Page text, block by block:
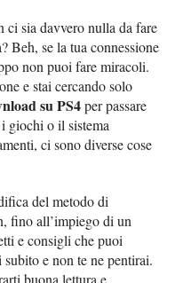
ci sia davvero nulla da fare
Beh, se la tua connessione
non puoi fare miracoli.
e stai cercando solo
su PS4per passare
giochi o il sistema
ci sono diverse cose
del metodo di
fino all’impiego di un
e consigli che puoi
e non te ne pentirai.
buona lettura e,